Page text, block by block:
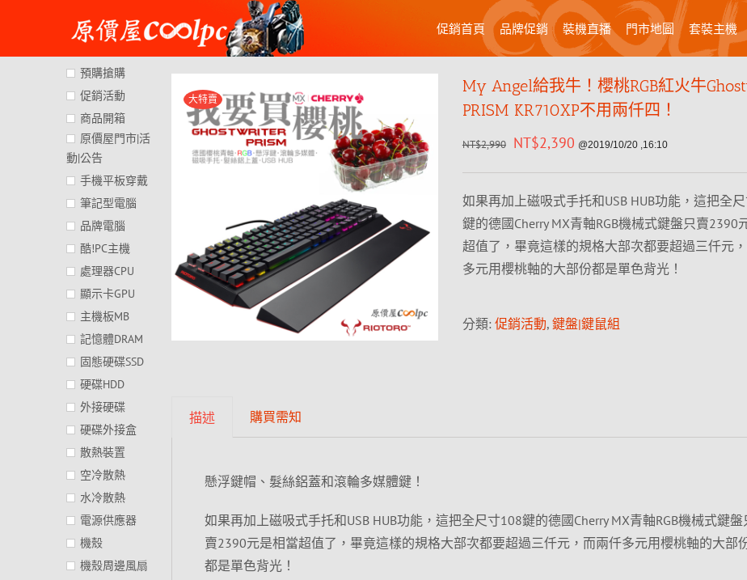
content
促銷首頁 品牌促銷 裝機直播 門市地圖 套裝主機
大特賣
My Angel給我牛！櫻桃RGB紅火牛
PRISM KR710XP不用兩仟四！
NT$2,990 NT$2,390 @2019/10/20 ,16:10
如果再加上磁吸式手托和USB HUB功能，這把全
鍵的德國Cherry MX青軸RGB機械式鍵盤只賣2390
超值了，畢竟這樣的規格大部次都要超過三仟元
多元用櫻桃軸的大部份都是單色背光！
分類: 促銷活動, 鍵盤|鍵鼠組
描述 購買需知
懸浮鍵帽、髮絲鋁蓋和滾輪多媒體鍵！
如果再加上磁吸式手托和USB HUB功能，這把全尺寸108鍵的德國Cherry MX青軸RGB機械式鍵盤
賣2390元是相當超值了，畢竟這樣的規格大部次都要超過三仟元，而兩仟多元用櫻桃軸的大部
都是單色背光！
預購搶購
促銷活動
商品開箱
原價屋門市|活
動|公告
手機平板穿戴
筆記型電腦
品牌電腦
酷!PC主機
處理器CPU
顯示卡GPU
主機板MB
記憶體DRAM
固態硬碟SSD
硬碟HDD
外接硬碟
硬碟外接盒
散熱裝置
空冷散熱
水冷散熱
電源供應器
機殼
機殼周邊風扇